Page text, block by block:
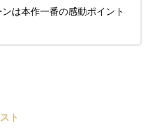
は本作一番の感動ポイント
ト